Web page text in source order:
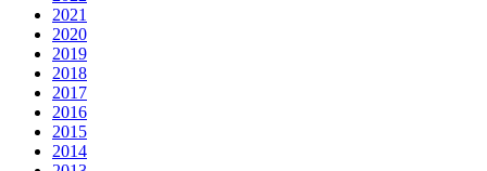
2021
2020
2019
2018
2017
2016
2015
2014